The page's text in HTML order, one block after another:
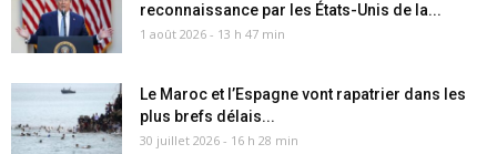
reconnaissance par les États-Unis de la...
1 août 2026 - 13 h 47 min
Le Maroc et l’Espagne vont rapatrier dans les
plus brefs délais...
30 juillet 2026 - 16 h 28 min